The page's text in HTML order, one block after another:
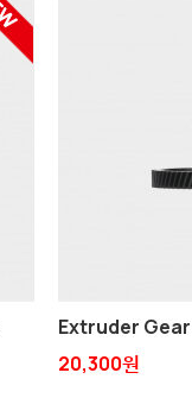
Extruder
20,300원